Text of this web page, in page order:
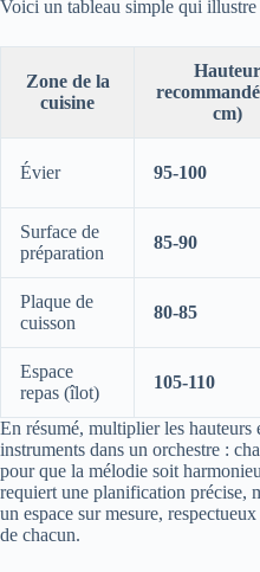
Voici un tableau simple qui illustre
Zone de la
cuisine
Hauteur
cm)
Évier 95-100
Surface de
préparation
85-90
Plaque de
cuisson
80-85
Espace
repas (îlot)
105-110
En résumé, multiplier les hauteurs
instruments dans un orchestre :
pour que la mélodie soit
requiert une planification précise,
un espace sur mesure,
de chacun.